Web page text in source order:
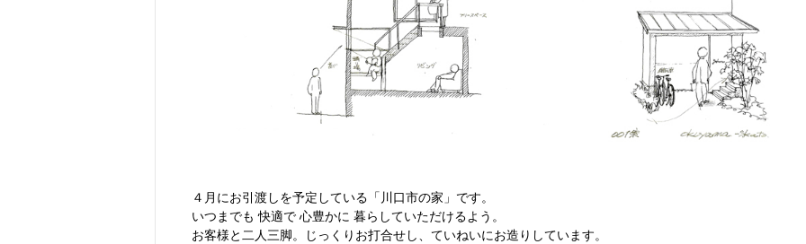
４月にお引渡しを予定している「川口市の家」です。
いつまでも 快適で 心豊かに 暮らしていただけるよう。
お客様と二人三脚。じっくりお打合せし、ていねいにお造りしています。